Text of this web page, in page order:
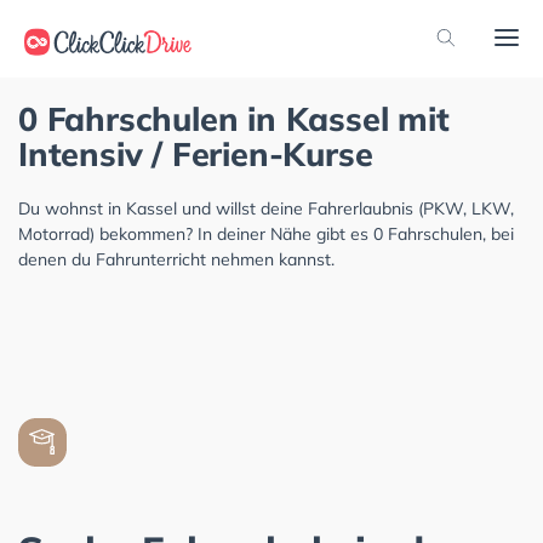
0 Fahrschulen in Kassel mit
Intensiv / Ferien-Kurse
Du wohnst in Kassel und willst deine Fahrerlaubnis (PKW, LKW,
Motorrad) bekommen? In deiner Nähe gibt es 0 Fahrschulen, bei
denen du Fahrunterricht nehmen kannst.